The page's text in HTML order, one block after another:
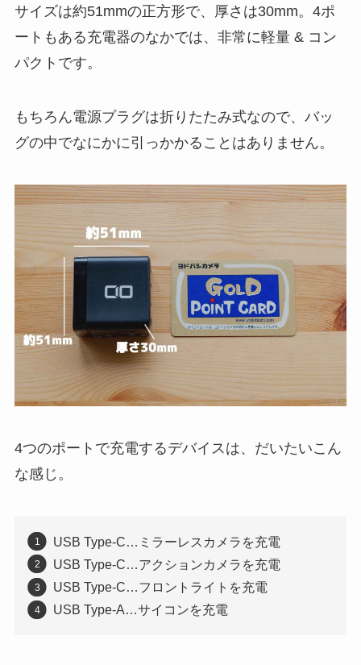
サイズは約51mmの正方形で、厚さは30mm。4ポ
ートもある充電器のなかでは、非常に軽量 & コン
パクトです。
もちろん電源プラグは折りたたみ式なので、バッ
グの中でなにかに引っかかることはありません。
4つのポートで充電するデバイスは、だいたいこん
な感じ。
USB Type-C…ミラーレスカメラを充電
USB Type-C…アクションカメラを充電
USB Type-C…フロントライトを充電
USB Type-A…サイコンを充電